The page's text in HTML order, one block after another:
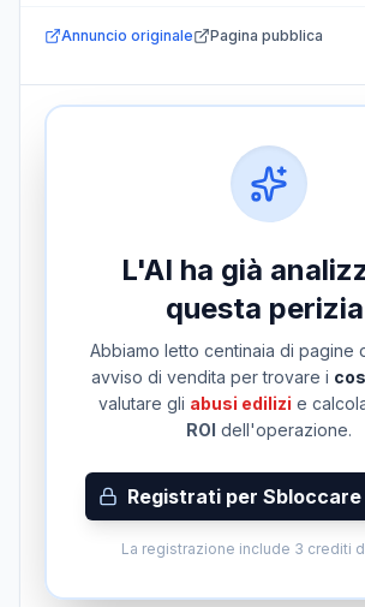
Annuncio originale Pagina pubblica
L'AI ha già
questa
Abbiamo letto centinaia di pagine
avviso di vendita per trovare i
valutare gli abusi edilizi e
ROI dell'operazione.
Registrati per
La registrazione include 3 crediti